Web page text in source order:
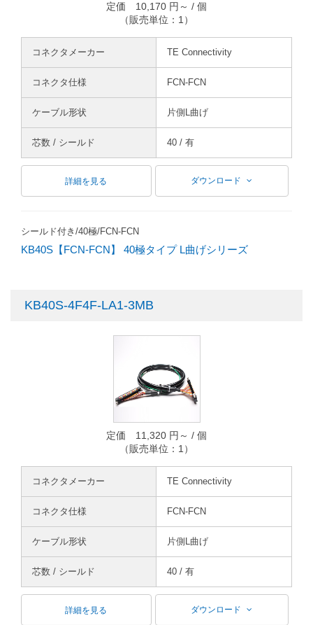
定価 10,170 円～ / 個
（販売単位：1）
コネクタメーカー TE Connectivity
コネクタ仕様 FCN-FCN
ケーブル形状 片側L曲げ
芯数 / シールド 40 / 有
詳細を見る ダウンロード
シールド付き/40極/FCN-FCN
KB40S【FCN-FCN】 40極タイプ L曲げシリーズ
KB40S-4F4F-LA1-3MB
定価 11,320 円～ / 個
（販売単位：1）
コネクタメーカー TE Connectivity
コネクタ仕様 FCN-FCN
ケーブル形状 片側L曲げ
芯数 / シールド 40 / 有
詳細を見る ダウンロード